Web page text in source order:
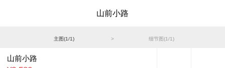
山前小路
主图(1/1) > 细节图(1/1)
山前小路